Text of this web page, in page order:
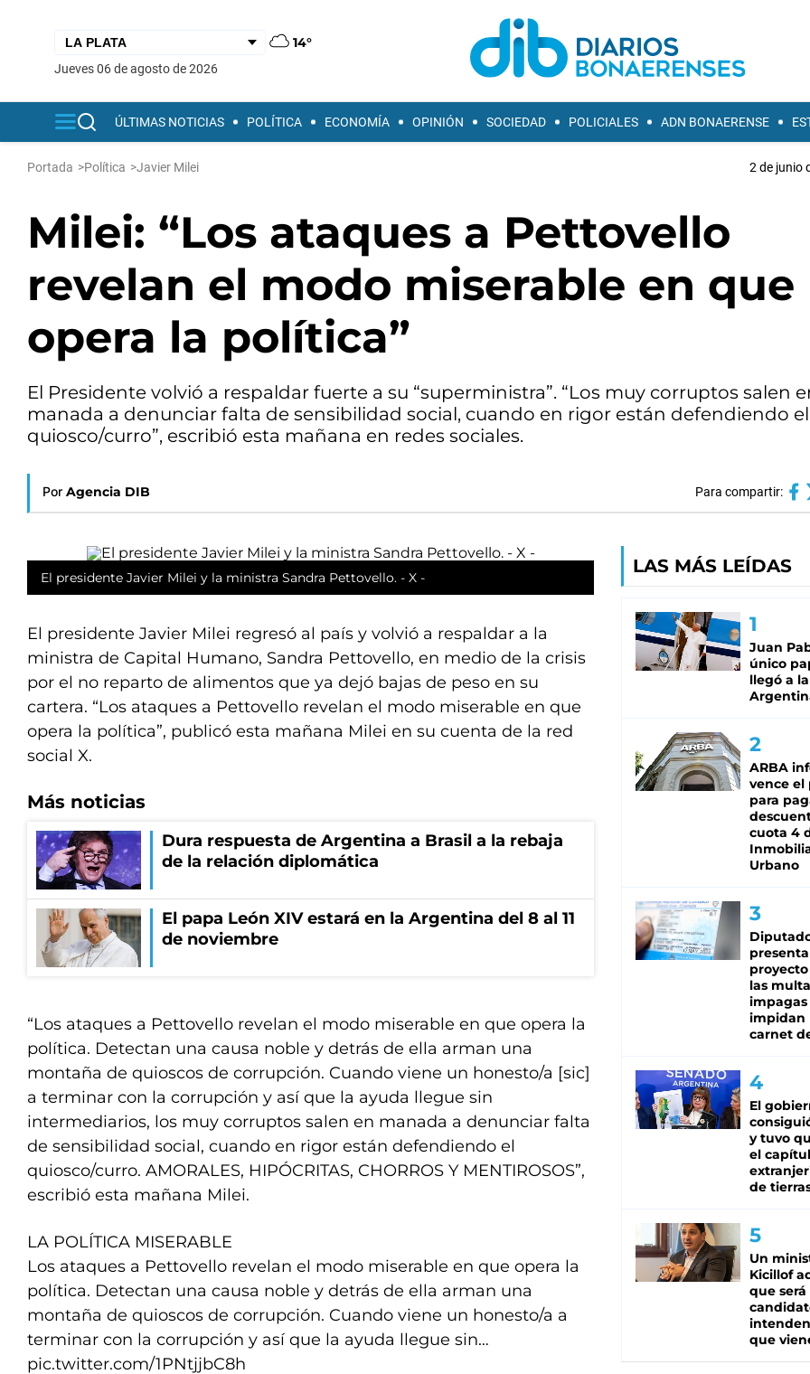
14°
jueves 06 de agosto de 2026
ÚLTIMAS NOTICIAS POLÍTICA ECONOMÍA OPINIÓN SOCIEDAD POLICIALES ADN BONAERENSE
Portada >Política >Javier Milei 2 de junio
Milei: “Los ataques a Pettovello
revelan el modo miserable en que
opera la política”
El Presidente volvió a respaldar fuerte a su “superministra”. “Los muy corruptos salen
manada a denunciar falta de sensibilidad social, cuando en rigor están defendiendo el
quiosco/curro”, escribió esta mañana en redes sociales.
Por Agencia DIB Para compartir:
El presidente Javier Milei y la ministra Sandra Pettovello. - X -
El presidente Javier Milei regresó al país y volvió a respaldar a la
ministra de Capital Humano, Sandra Pettovello, en medio de la crisis
por el no reparto de alimentos que ya dejó bajas de peso en su
cartera. “Los ataques a Pettovello revelan el modo miserable en que
opera la política”, publicó esta mañana Milei en su cuenta de la red
social X.
Más noticias
Dura respuesta de Argentina a Brasil a la rebaja
de la relación diplomática
El papa León XIV estará en la Argentina del 8 al 11
de noviembre
“Los ataques a Pettovello revelan el modo miserable en que opera la
política. Detectan una causa noble y detrás de ella arman una
montaña de quioscos de corrupción. Cuando viene un honesto/a [sic]
a terminar con la corrupción y así que la ayuda llegue sin
intermediarios, los muy corruptos salen en manada a denunciar falta
de sensibilidad social, cuando en rigor están defendiendo el
quiosco/curro. AMORALES, HIPÓCRITAS, CHORROS Y MENTIROSOS”,
escribió esta mañana Milei.
LA POLÍTICA MISERABLE
Los ataques a Pettovello revelan el modo miserable en que opera la
política. Detectan una causa noble y detrás de ella arman una
montaña de quioscos de corrupción. Cuando viene un honesto/a a
terminar con la corrupción y así que la ayuda llegue sin…
pic.twitter.com/1PNtjjbC8h
LAS MÁS LEÍDAS
Juan
único
llegó a la
ARBA
vence el
para
cuota 4
Urbano
las
impagas
impidan
carnet
El
y tuvo
el
de
Un
Kicillof
que será
que